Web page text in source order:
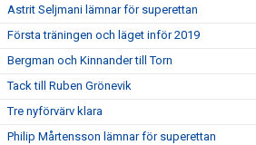
Astrit Seljmani lämnar för superettan
Första träningen och läget inför 2019
Bergman och Kinnander till Torn
Tack till Ruben Grönevik
Tre nyförvärv klara
Philip Mårtensson lämnar för superettan